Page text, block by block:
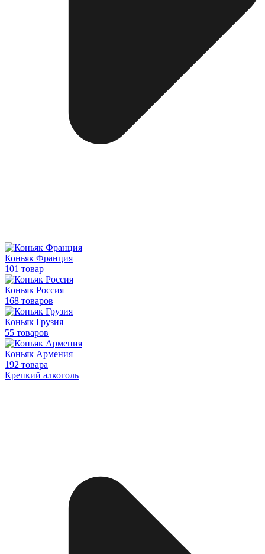
Коньяк Франция
101 товар
Коньяк Россия
168 товаров
Коньяк Грузия
55 товаров
Коньяк Армения
192 товара
Крепкий алкоголь